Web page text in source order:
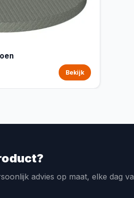
Bekijk
advies op maat, elke dag